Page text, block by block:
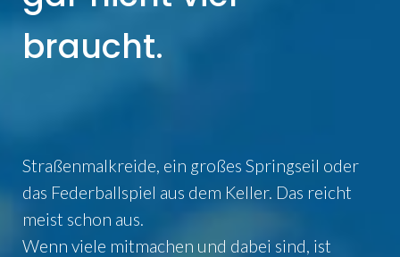
braucht.
Straßenmalkreide, ein großes Springseil oder
das Federballspiel aus dem Keller. Das reicht
meist schon aus.
Wenn viele mitmachen und dabei sind, ist